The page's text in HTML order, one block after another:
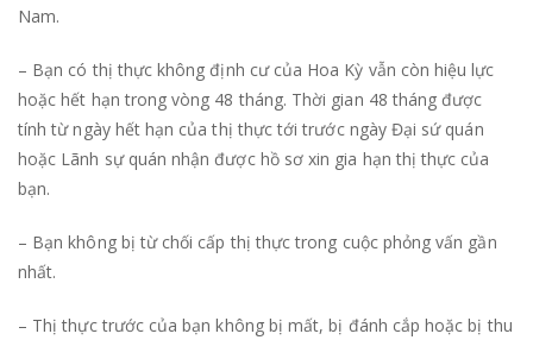
Nam.
– Bạn có thị thực không định cư của Hoa Kỳ vẫn còn hiệu lực
hoặc hết hạn trong vòng 48 tháng. Thời gian 48 tháng được
tính từ ngày hết hạn của thị thực tới trước ngày Đại sứ quán
hoặc Lãnh sự quán nhận được hồ sơ xin gia hạn thị thực của
bạn.
– Bạn không bị từ chối cấp thị thực trong cuộc phỏng vấn gần
nhất.
– Thị thực trước của bạn không bị mất, bị đánh cắp hoặc bị thu